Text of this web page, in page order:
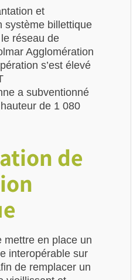
et
système billettique
réseau de
Agglomération
s’est élevé
a subventionné
de 1 080
de
mettre en place un
interopérable sur
de remplacer un